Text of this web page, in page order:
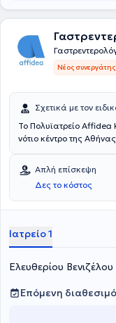
Νέος συνεργάτης
Σχετικά με τον
Το Πολυϊατρείο Affidea
νότιο κέντρο της
παρακολούθηση,
φροντίδα.
Απλή επίσκεψη
Δες το κόστος
Ιατρείο 1
Ελευθερίου
Επόμενη